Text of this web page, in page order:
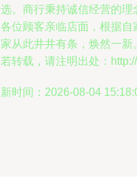
。商行秉持诚信经营的
位顾客亲临店面，根据
从此井井有条，焕然一新
转载，请注明出处：
时间：2026-08-04